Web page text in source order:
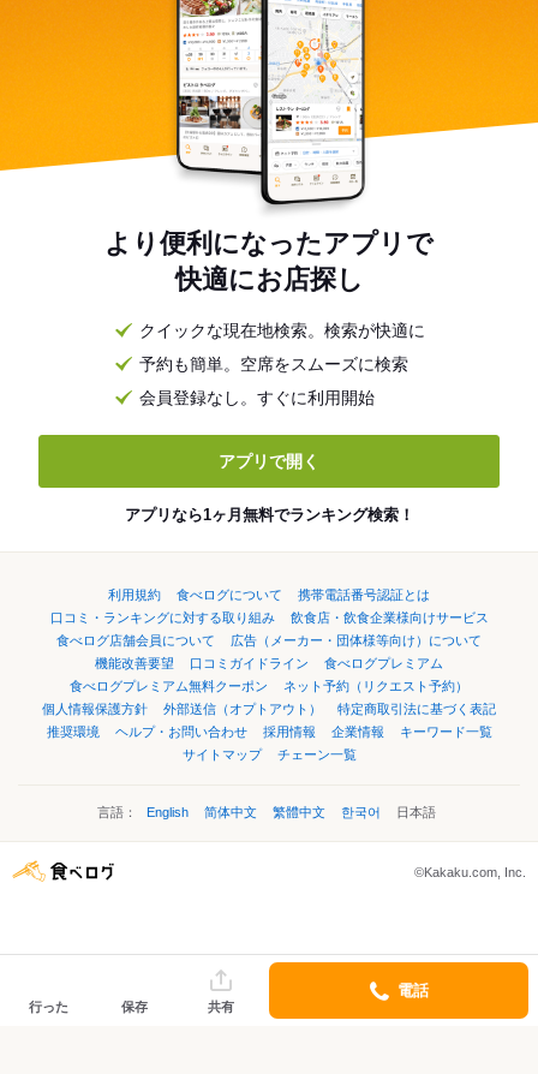
より便利になったアプリで
快適にお店探し
クイックな現在地検索。検索が快適に
予約も簡単。空席をスムーズに検索
会員登録なし。すぐに利用開始
アプリで開く
アプリなら1ヶ月無料でランキング検索！
利用規約 食べログについて
携帯電話番号認証とは
口コミ・ランキングに対する取り組み
飲食店・飲食企業様向けサービス
食べログ店舗会員について
広告（メーカー・団体様等向け）について
機能改善要望
口コミガイドライン
食べログプレミアム
食べログプレミアム無料クーポン
ネット予約（リクエスト予約）
個人情報保護方針
外部送信（オプトアウト）
特定商取引法に基づく表記
推奨環境
ヘルプ・お問い合わせ 採用情報 企業情報
キーワード一覧
サイトマップ
チェーン一覧
言語： English 简体中文 繁體中文 한국어 日本語
©Kakaku.com, Inc.
行った 保存 共有
電話